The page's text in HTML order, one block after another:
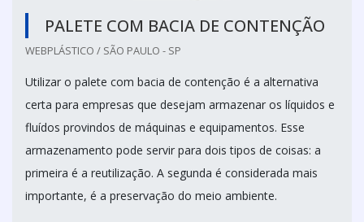
PALETE COM BACIA DE CONTENÇÃO
WEBPLÁSTICO / SÃO PAULO - SP
Utilizar o palete com bacia de contenção é a alternativa
certa para empresas que desejam armazenar os líquidos e
fluídos provindos de máquinas e equipamentos. Esse
armazenamento pode servir para dois tipos de coisas: a
primeira é a reutilização. A segunda é considerada mais
importante, é a preservação do meio ambiente.